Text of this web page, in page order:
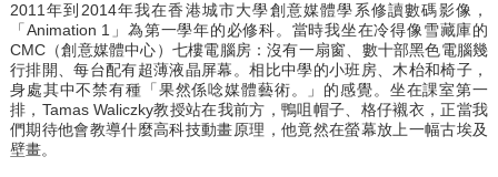
2011年到2014年我在香港城市大學創意媒體學系修讀數碼影像，
「Animation 1」為第一學年的必修科。當時我坐在冷得像雪藏庫的
CMC（創意媒體中心）七樓電腦房：沒有一扇窗、數十部黑色電腦幾
行排開、每台配有超薄液晶屏幕。相比中學的小班房、木枱和椅子，
身處其中不禁有種「果然係唸媒體藝術。」的感覺。坐在課室第一
排，Tamas Waliczky教授站在我前方，鴨咀帽子、格仔襯衣，正當我
們期待他會教導什麼高科技動畫原理，他竟然在螢幕放上一幅古埃及
壁畫。